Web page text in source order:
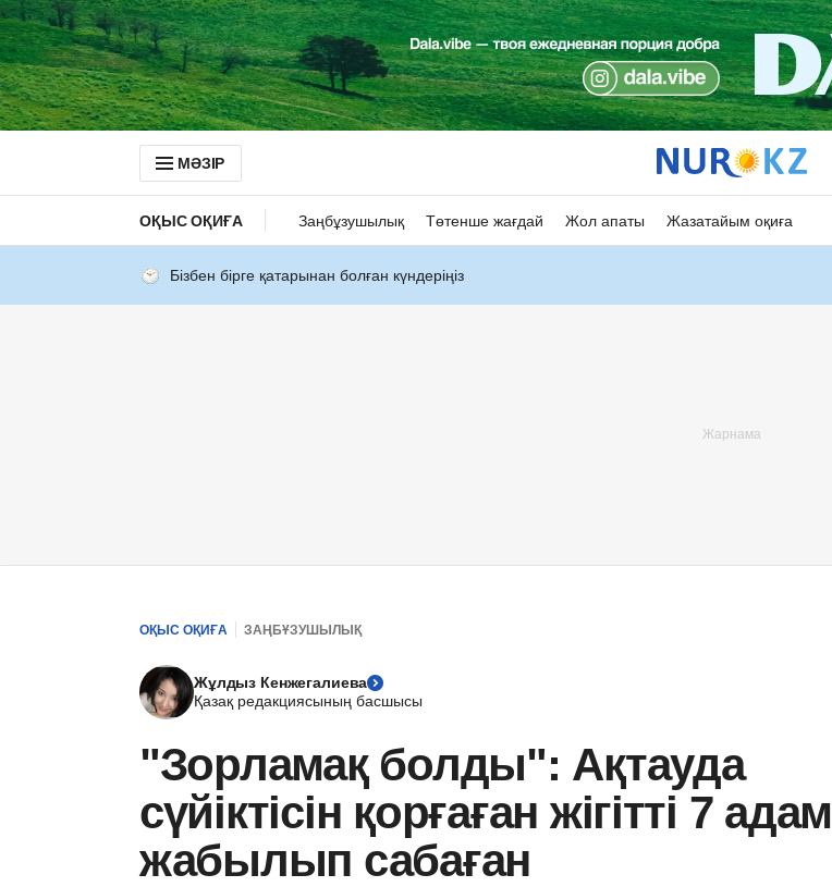
МӘЗІР
ОҚЫС ОҚИҒА Заңбұзушылық Төтенше жағдай Жол апаты Жазатайым оқиға
Бізбен бірге қатарынан болған күндеріңіз
ОҚЫС ОҚИҒА ЗАҢБҰЗУШЫЛЫҚ
Жұлдыз Кенжегалиева
Қазақ редакциясының басшысы
"Зорламақ болды": Ақтауда
сүйіктісін қорғаған жігітті 7 адам
жабылып сабаған